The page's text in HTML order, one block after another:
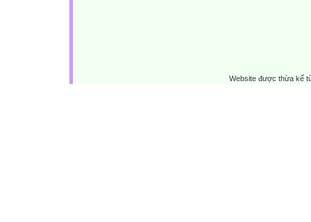
Website được thừa kế